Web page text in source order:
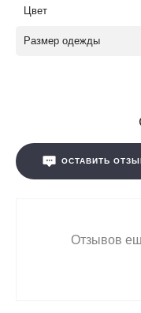
Цвет
Размер одежды
ОСТАВИТЬ
Отзывов